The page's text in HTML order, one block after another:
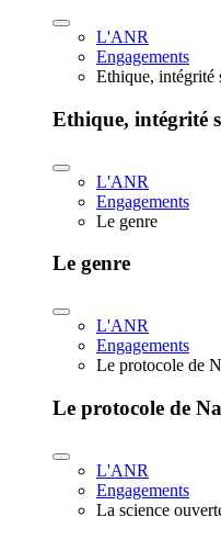
L'ANR
Engagements
Ethique, intégrité
Ethique, intégrité
L'ANR
Engagements
Le genre
Le genre
L'ANR
Engagements
Le protocole de
Le protocole de
L'ANR
Engagements
La science